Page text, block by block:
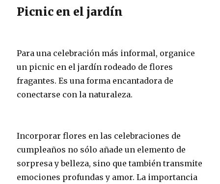
Picnic en el jardín
Para una celebración más informal, organice
un picnic en el jardín rodeado de flores
fragantes. Es una forma encantadora de
conectarse con la naturaleza.
Incorporar flores en las celebraciones de
cumpleaños no sólo añade un elemento de
sorpresa y belleza, sino que también transmite
emociones profundas y amor. La importancia